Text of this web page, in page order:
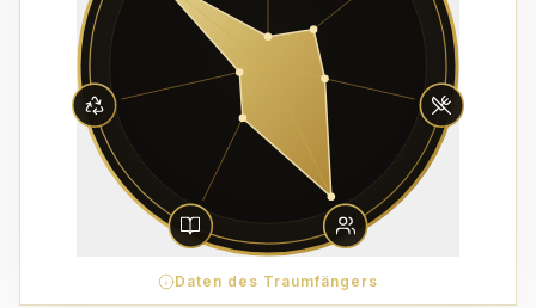
Daten des Traumfängers